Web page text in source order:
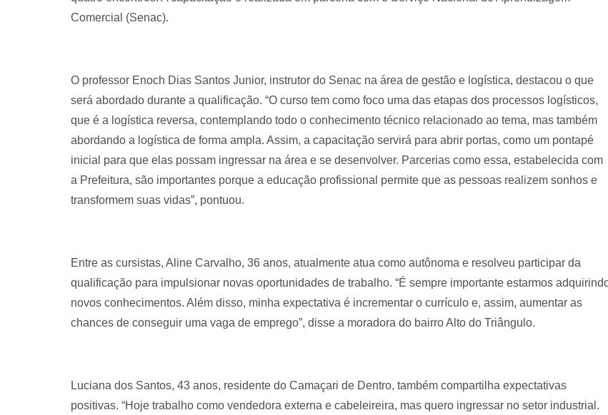
Comercial (Senac).
O professor Enoch Dias Santos Junior, instrutor do Senac na área de gestão e logística, destacou o que
será abordado durante a qualificação. “O curso tem como foco uma das etapas dos processos logísticos,
que é a logística reversa, contemplando todo o conhecimento técnico relacionado ao tema, mas também
abordando a logística de forma ampla. Assim, a capacitação servirá para abrir portas, como um pontapé
inicial para que elas possam ingressar na área e se desenvolver. Parcerias como essa, estabelecida com
a Prefeitura, são importantes porque a educação profissional permite que as pessoas realizem sonhos e
transformem suas vidas”, pontuou.
Entre as cursistas, Aline Carvalho, 36 anos, atualmente atua como autônoma e resolveu participar da
qualificação para impulsionar novas oportunidades de trabalho. “É sempre importante estarmos
novos conhecimentos. Além disso, minha expectativa é incrementar o currículo e, assim, aumentar as
chances de conseguir uma vaga de emprego”, disse a moradora do bairro Alto do Triângulo.
Luciana dos Santos, 43 anos, residente do Camaçari de Dentro, também compartilha expectativas
positivas. “Hoje trabalho como vendedora externa e cabeleireira, mas quero ingressar no setor industrial.